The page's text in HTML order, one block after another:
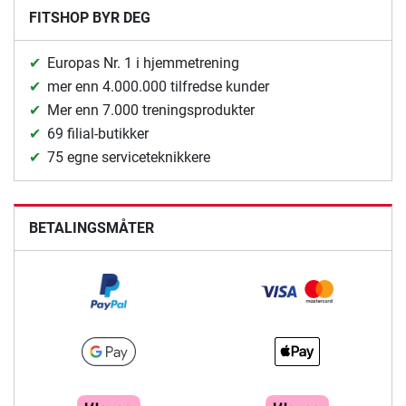
FITSHOP BYR DEG
Europas Nr. 1 i hjemmetrening
mer enn 4.000.000 tilfredse kunder
Mer enn 7.000 treningsprodukter
69 filial-butikker
75 egne serviceteknikkere
BETALINGSMÅTER